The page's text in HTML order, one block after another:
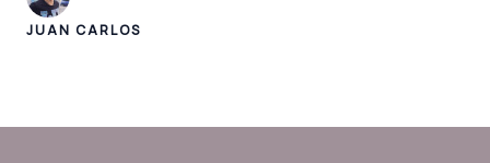
JUAN CARLOS